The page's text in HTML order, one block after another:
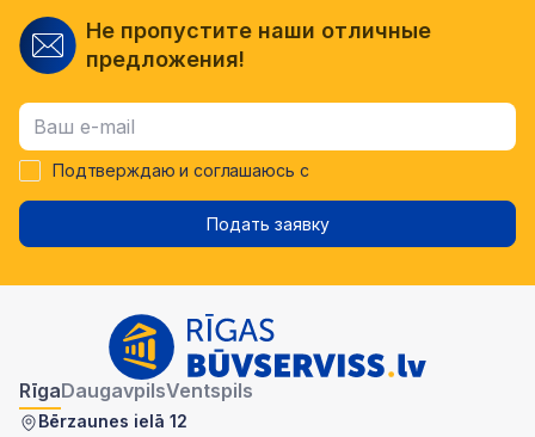
Не пропустите наши отличные
предложения!
Подтверждаю и соглашаюсь с
Подать заявку
RīgaDaugavpilsVentspils
Bērzaunes ielā 12